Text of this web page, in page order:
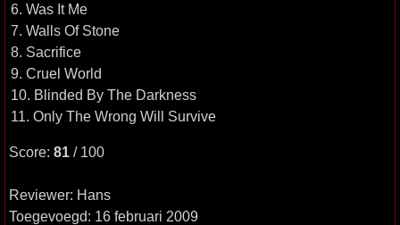
6. Was It Me
7. Walls Of Stone
8. Sacrifice
9. Cruel World
10. Blinded By The Darkness
11. Only The Wrong Will Survive
Score: 81 / 100
Reviewer: Hans
Toegevoegd: 16 februari 2009